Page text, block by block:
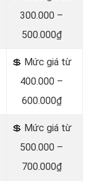
300.000 –
500.000₫
💲 Mức giá từ
400.000 –
600.000₫
💲 Mức giá từ
500.000 –
700.000₫